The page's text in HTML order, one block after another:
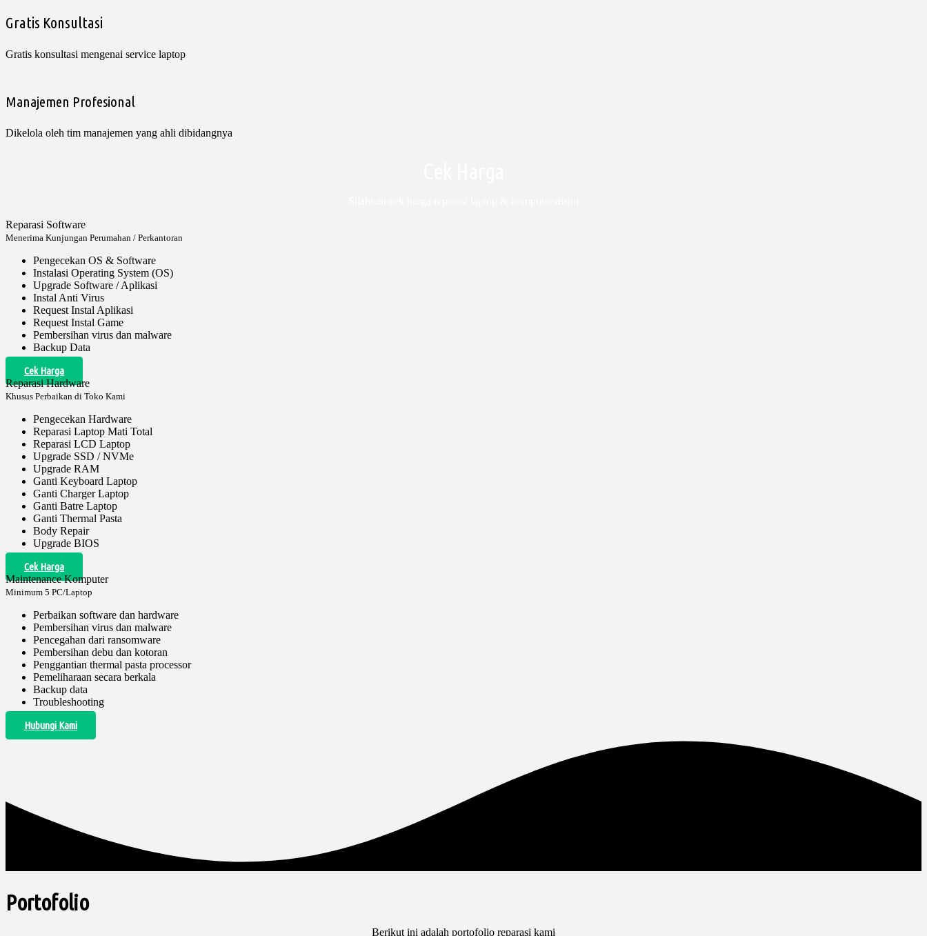
Gratis Konsultasi
Gratis konsultasi mengenai service laptop
Manajemen Profesional
Dikelola oleh tim manajemen yang ahli dibidangnya
Reparasi Software
Menerima Kunjungan Perumahan / Perkantoran
Pengecekan OS & Software
Instalasi Operating System (OS)
Upgrade Software / Aplikasi
Instal Anti Virus
Request Instal Aplikasi
Request Instal Game
Pembersihan virus dan malware
Backup Data
Cek Harga
Reparasi Hardware
Khusus Perbaikan di Toko Kami
Pengecekan Hardware
Reparasi Laptop Mati Total
Reparasi LCD Laptop
Upgrade SSD / NVMe
Upgrade RAM
Ganti Keyboard Laptop
Ganti Charger Laptop
Ganti Batre Laptop
Ganti Thermal Pasta
Body Repair
Upgrade BIOS
Cek Harga
Maintenance Komputer
Minimum 5 PC/Laptop
Perbaikan software dan hardware
Pembersihan virus dan malware
Pencegahan dari ransomware
Pembersihan debu dan kotoran
Penggantian thermal pasta processor
Pemeliharaan secara berkala
Backup data
Troubleshooting
Hubungi Kami
Portofolio
Berikut ini adalah portofolio reparasi kami